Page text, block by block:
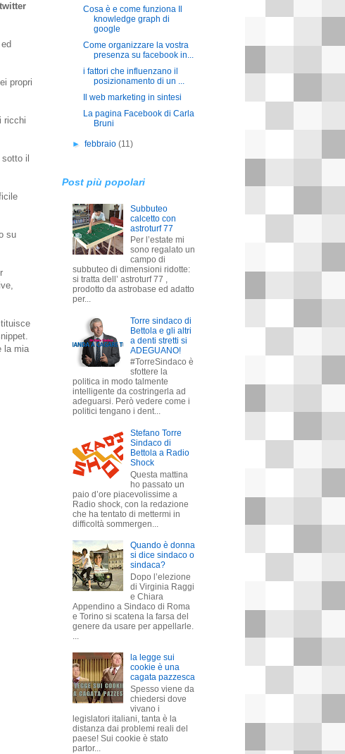
propri
ricchi
il
su
la mia
Cosa è e come funziona Il
knowledge graph di
google
Come organizzare la vostra
presenza su facebook in...
i fattori che influenzano il
posizionamento di un ...
Il web marketing in sintesi
La pagina Facebook di Carla
Bruni
►febbraio(11)
Post più popolari
Subbuteo
calcetto con
astroturf 77
Per l’estate mi
sono regalato un
campo di
subbuteo di dimensioni ridotte:
si tratta dell’ astroturf 77 ,
prodotto da astrobase ed adatto
per...
Torre sindaco di
Bettola e gli altri
a denti stretti si
ADEGUANO!
#TorreSindaco è
sfottere la
politica in modo talmente
intelligente da costringerla ad
adeguarsi. Però vedere come i
politici tengano i dent...
Stefano Torre
Sindaco di
Bettola a Radio
Shock
Questa mattina
ho passato un
paio d’ore piacevolissime a
Radio shock, con la redazione
che ha tentato di mettermi in
difficoltà sommergen...
Quando è donna
si dice sindaco o
sindaca?
Dopo l’elezione
di Virginia Raggi
e Chiara
Appendino a Sindaco di Roma
e Torino si scatena la farsa del
genere da usare per appellarle.
la legge sui
cookie è una
cagata pazzesca
Spesso viene da
chiedersi dove
vivano i
legislatori italiani, tanta è la
distanza dai problemi reali del
paese! Sui cookie è stato
partor...